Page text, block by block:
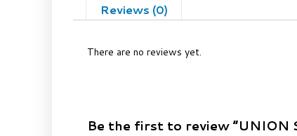
Reviews (0)
There are no reviews yet.
Be the first to review “UNION